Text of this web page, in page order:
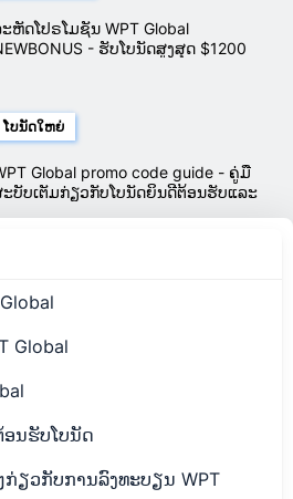
ຫັດໂປຣໂມຊັນ WPT Global
- ຮັບໂບນັດສູງສຸດ $1200
ໂບນັດໃຫຍ່
Global promo code guide - ຄູ່ມື
ບັບເຕັມກ່ຽວກັບໂບນັດຍິນດີຕ້ອນຮັບແລະ
Global
ອນຮັບໂບນັດ
ຽວກັບການລົງທະບຽນ WPT